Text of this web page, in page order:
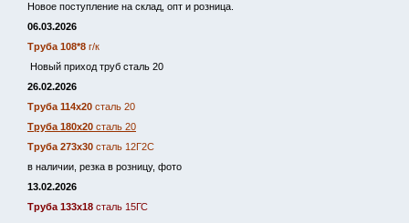
Новое поступление на склад, опт и розница.
06.03.2026
Труба 108*8 г/к
Новый приход труб сталь 20
26.02.2026
Труба 114х20 сталь 20
Труба 180х20 сталь 20
Труба 273х30 сталь 12Г2С
в наличии, резка в розницу, фото
13.02.2026
Труба 133х18 сталь 15ГС